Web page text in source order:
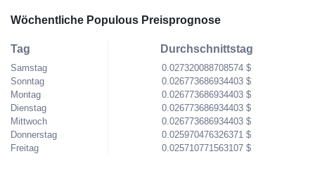
Wöchentliche Populous Preisprognose
Tag
Samstag
Sonntag
Montag
Dienstag
Mittwoch
Donnerstag
Freitag
Durchschnittstag
0.027320088708574 $
0.026773686934403 $
0.026773686934403 $
0.026773686934403 $
0.026773686934403 $
0.025970476326371 $
0.025710771563107 $